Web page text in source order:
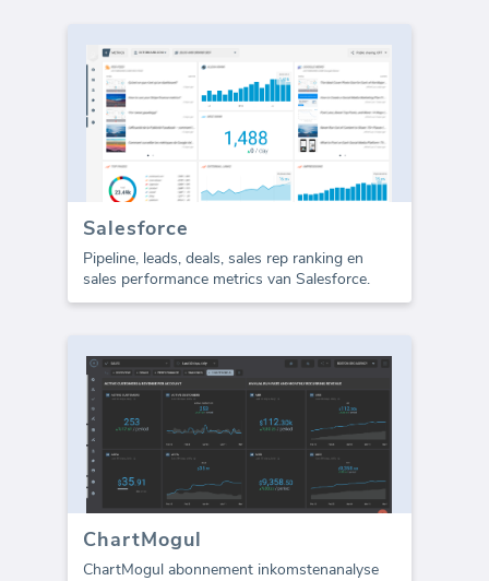
Salesforce
Pipeline, leads, deals, sales rep ranking en
sales performance metrics van Salesforce.
ChartMogul
ChartMogul abonnement inkomstenanalyse